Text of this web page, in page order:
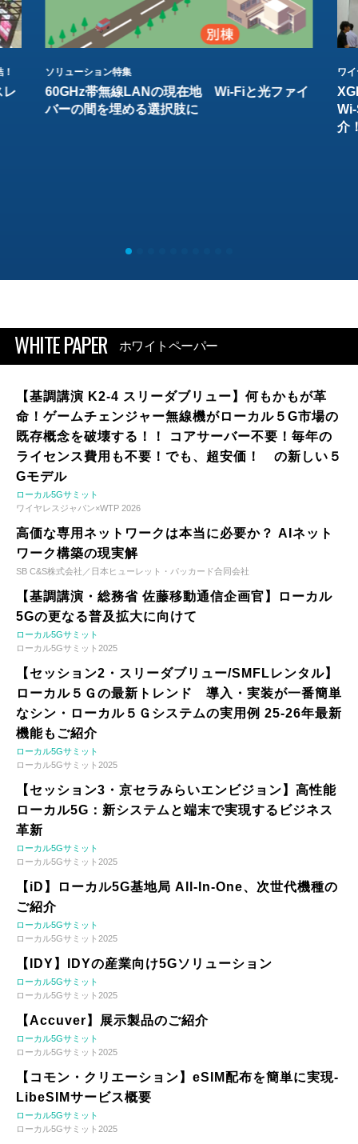
レ
ソリューション特集
60GHz帯無線LANの現在地 Wi-Fiと光ファイ
バーの間を埋める選択肢に
ワ
介
WHITE PAPER ホワイトペーパー
【基調講演 K2-4 スリーダブリュー】何もかもが革
命！ゲームチェンジャー無線機がローカル５G市場の
既存概念を破壊する！！ コアサーバー不要！毎年の
ライセンス費用も不要！でも、超安価！ の新しい５
Gモデル
ローカル5Gサミット
ワイヤレスジャパン×WTP 2026
高価な専用ネットワークは本当に必要か？ AIネット
ワーク構築の現実解
SB C&S株式会社／日本ヒューレット・パッカード合同会社
【基調講演・総務省 佐藤移動通信企画官】ローカル
5Gの更なる普及拡大に向けて
ローカル5Gサミット
ローカル5Gサミット2025
【セッション2・スリーダブリュー/SMFLレンタル】
ローカル５Ｇの最新トレンド 導入・実装が一番簡単
なシン・ローカル５Ｇシステムの実用例 25-26年最新
機能もご紹介
ローカル5Gサミット
ローカル5Gサミット2025
【セッション3・京セラみらいエンビジョン】高性能
ローカル5G：新システムと端末で実現するビジネス
革新
ローカル5Gサミット
ローカル5Gサミット2025
【iD】ローカル5G基地局 All-In-One、次世代機種の
ご紹介
ローカル5Gサミット
ローカル5Gサミット2025
【IDY】IDYの産業向け5Gソリューション
ローカル5Gサミット
ローカル5Gサミット2025
【Accuver】展示製品のご紹介
ローカル5Gサミット
ローカル5Gサミット2025
【コモン・クリエーション】eSIM配布を簡単に実現-
LibeSIMサービス概要
ローカル5Gサミット
ローカル5Gサミット2025